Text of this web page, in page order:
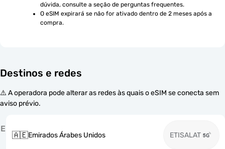
dúvida, consulte a seção de perguntas frequentes.
O eSIM expirará se não for ativado dentro de 2 meses após a
compra.
Destinos e redes
⚠️ A operadora pode alterar as redes às quais o eSIM se conecta sem
aviso prévio.
E
🇦🇪Emirados Árabes Unidos ETISALAT